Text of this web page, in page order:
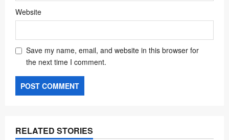
Website
Save my name, email, and website in this browser for
the next time I comment.
RELATED STORIES